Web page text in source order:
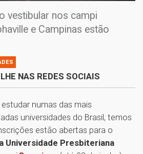
vestibular nos campi
e Campinas estão
NAS REDES SOCIAIS
numas das mais
universidades do Brasil, temos
estão abertas para o
Universidade Presbiteriana